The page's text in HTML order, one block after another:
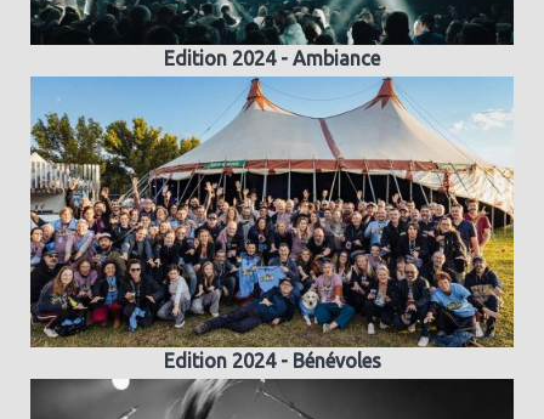
Edition 2024 - Ambiance
Edition 2024 - Bénévoles